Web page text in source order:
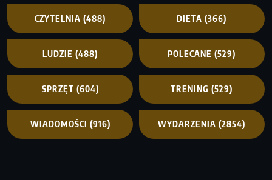
CZYTELNIA (488) DIETA (366)
LUDZIE (488) POLECANE (529)
SPRZĘT (604) TRENING (529)
WIADOMOŚCI (916) WYDARZENIA (2854)